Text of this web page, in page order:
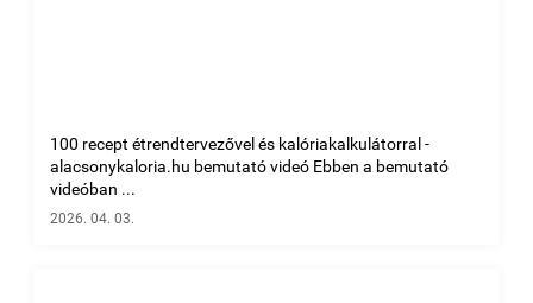
100 recept étrendtervezővel és kalóriakalkulátorral -
alacsonykaloria.hu bemutató videó Ebben a bemutató
videóban ...
2026. 04. 03.